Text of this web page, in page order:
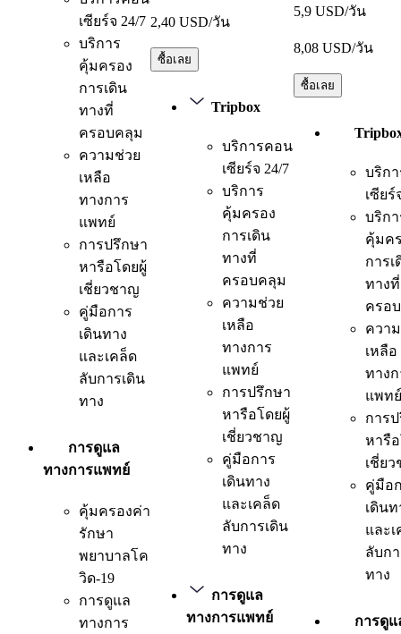
เซียร์จ 24/7
บริการ
คุ้มครอง
การเดิน
ทางที่
ครอบคลุม
ความช่วย
เหลือ
ทางการ
แพทย์
การปรึกษา
หารือโดยผู้
เชี่ยวชาญ
คู่มือการ
เดินทาง
และเคล็ด
ลับการเดิน
ทาง
การดูแล
ทางการแพทย์
คุ้มครองค่า
รักษา
พยาบาลโค
วิด-19
การดูแล
ทางการ
2,40 USD/วัน
ซื้อเลย
Tripbox
บริการคอน
เซียร์จ 24/7
บริการ
คุ้มครอง
การเดิน
ทางที่
ครอบคลุม
ความช่วย
เหลือ
ทางการ
แพทย์
การปรึกษา
หารือโดยผู้
เชี่ยวชาญ
คู่มือการ
เดินทาง
และเคล็ด
ลับการเดิน
ทาง
การดูแล
ทางการแพทย์
5,9 USD/วัน
8,08 USD/วัน
ซื้อเลย
บริก
เซียร์
บริก
คุ้มค
การเ
ทางที่
ครอ
ควา
เหลือ
ทาง
แพทย์
การ
หารื
เชี่ย
คู่มือ
เดินท
และ
ลับก
ทาง
การดูแ